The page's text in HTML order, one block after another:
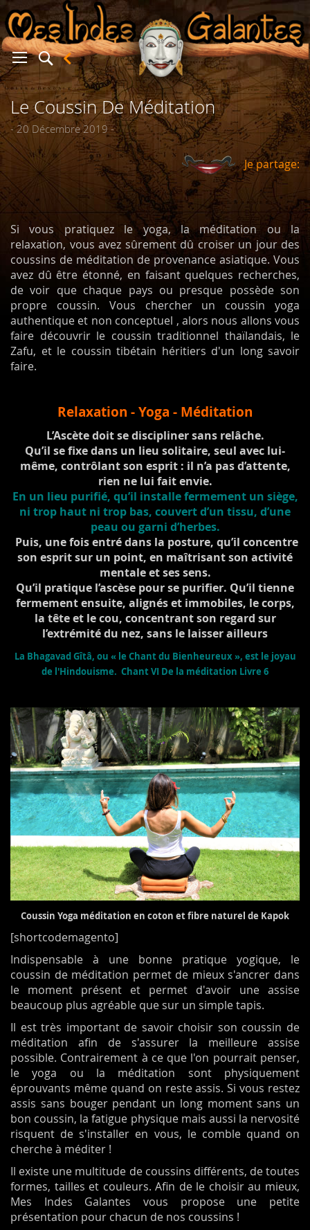
Le Coussin De Méditation
- 20 Décembre 2019 -
Je partage:
Si vous pratiquez le yoga, la méditation ou la
relaxation, vous avez sûrement dû croiser un jour des
coussins de méditation de provenance asiatique. Vous
avez dû être étonné, en faisant quelques recherches,
de voir que chaque pays ou presque possède son
propre coussin. Vous chercher un coussin yoga
authentique et non conceptuel , alors nous allons vous
faire découvrir le coussin traditionnel thaïlandais, le
Zafu, et le coussin tibétain héritiers d'un long savoir
faire.
Relaxation - Yoga - Méditation
L’Ascète doit se discipliner sans relâche.
Qu’il se fixe dans un lieu solitaire, seul avec lui-
même, contrôlant son esprit : il n’a pas d’attente,
rien ne lui fait envie.
En un lieu purifié, qu’il installe fermement un siège,
ni trop haut ni trop bas, couvert d’un tissu, d’une
peau ou garni d’herbes.
Puis, une fois entré dans la posture, qu’il concentre
son esprit sur un point, en maîtrisant son activité
mentale et ses sens.
Qu’il pratique l’ascèse pour se purifier. Qu’il tienne
fermement ensuite, alignés et immobiles, le corps,
la tête et le cou, concentrant son regard sur
l’extrémité du nez, sans le laisser ailleurs
La Bhagavad Gîtâ, ou « le Chant du Bienheureux », est le joyau
de l'Hindouisme. Chant VI De la méditation Livre 6
Coussin Yoga méditation en coton et fibre naturel de Kapok
[shortcodemagento]
Indispensable à une bonne pratique yogique, le
coussin de méditation permet de mieux s'ancrer dans
le moment présent et permet d'avoir une assise
beaucoup plus agréable que sur un simple tapis.
Il est très important de savoir choisir son coussin de
méditation afin de s'assurer la meilleure assise
possible. Contrairement à ce que l'on pourrait penser,
le yoga ou la méditation sont physiquement
éprouvants même quand on reste assis. Si vous restez
assis sans bouger pendant un long moment sans un
bon coussin, la fatigue physique mais aussi la nervosité
risquent de s'installer en vous, le comble quand on
cherche à méditer !
Il existe une multitude de coussins différents, de toutes
formes, tailles et couleurs. Afin de le choisir au mieux,
Mes Indes Galantes vous propose une petite
présentation pour chacun de nos coussins !